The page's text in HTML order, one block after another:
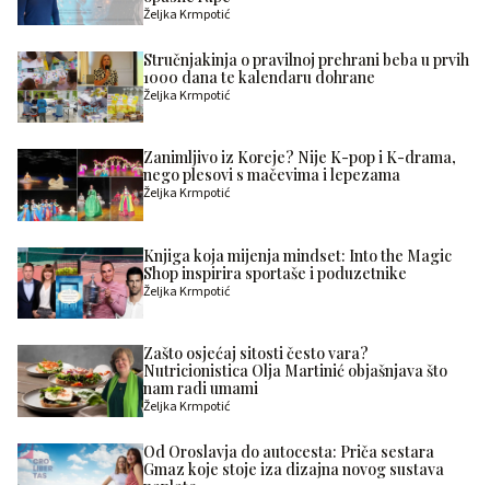
Željka Krmpotić
Stručnjakinja o pravilnoj prehrani beba u prvih
1000 dana te kalendaru dohrane
Željka Krmpotić
Zanimljivo iz Koreje? Nije K-pop i K-drama,
nego plesovi s mačevima i lepezama
Željka Krmpotić
Knjiga koja mijenja mindset: Into the Magic
Shop inspirira sportaše i poduzetnike
Željka Krmpotić
Zašto osjećaj sitosti često vara?
Nutricionistica Olja Martinić objašnjava što
nam radi umami
Željka Krmpotić
Od Oroslavja do autocesta: Priča sestara
Gmaz koje stoje iza dizajna novog sustava